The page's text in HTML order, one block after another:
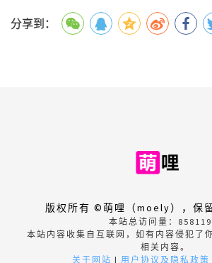
分享到：
版权所有 ©萌哩（moely），保
本站总访问量： 858119
本站内容收集自互联网，如有内容侵犯了
相关内容。
关于网站 | 用户协议及隐私政策